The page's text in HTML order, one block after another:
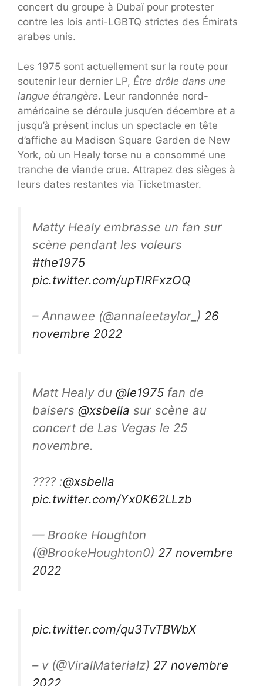
concert du groupe à Dubaï pour protester
contre les lois anti-LGBTQ strictes des Émirats
arabes unis.
Les 1975 sont actuellement sur la route pour
soutenir leur dernier LP, Être drôle dans une
langue étrangère. Leur randonnée nord-
américaine se déroule jusqu’en décembre et a
jusqu’à présent inclus un spectacle en tête
d’affiche au Madison Square Garden de New
York, où un Healy torse nu a consommé une
tranche de viande crue. Attrapez des sièges à
leurs dates restantes via Ticketmaster.
Matty Healy embrasse un fan sur
scène pendant les voleurs
#the1975
pic.twitter.com/upTlRFxzOQ
– Annawee (@annaleetaylor_) 26
novembre 2022
Matt Healy du @le1975 fan de
baisers @xsbella sur scène au
concert de Las Vegas le 25
novembre.
???? :@xsbella
pic.twitter.com/Yx0K62LLzb
— Brooke Houghton
(@BrookeHoughton0) 27 novembre
2022
pic.twitter.com/qu3TvTBWbX
– v (@ViralMaterialz) 27 novembre
2022